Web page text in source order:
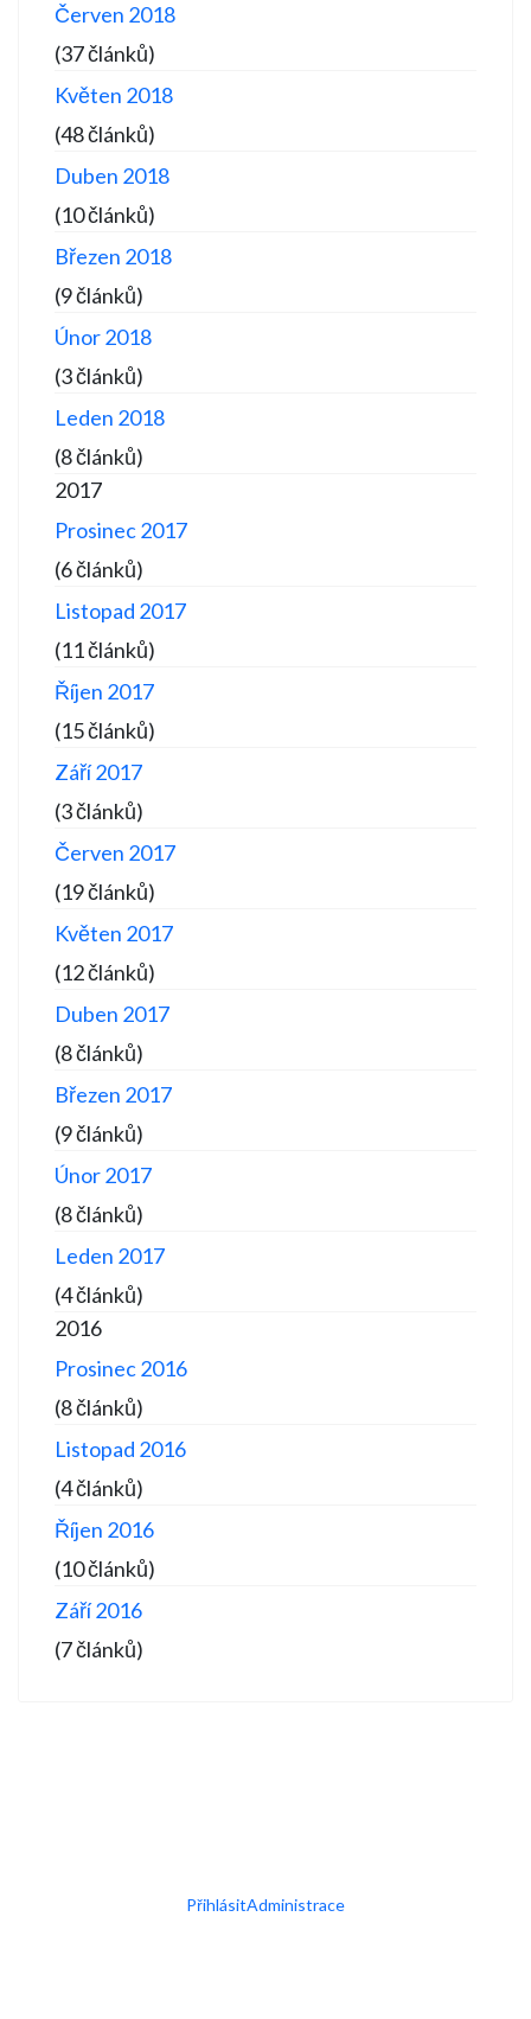
Červen 2018
(37 článků)
Květen 2018
(48 článků)
Duben 2018
(10 článků)
Březen 2018
(9 článků)
Únor 2018
(3 článků)
Leden 2018
(8 článků)
2017
Prosinec 2017
(6 článků)
Listopad 2017
(11 článků)
Říjen 2017
(15 článků)
Září 2017
(3 článků)
Červen 2017
(19 článků)
Květen 2017
(12 článků)
Duben 2017
(8 článků)
Březen 2017
(9 článků)
Únor 2017
(8 článků)
Leden 2017
(4 článků)
2016
Prosinec 2016
(8 článků)
Listopad 2016
(4 článků)
Říjen 2016
(10 článků)
Září 2016
(7 článků)
PřihlásitAdministrace